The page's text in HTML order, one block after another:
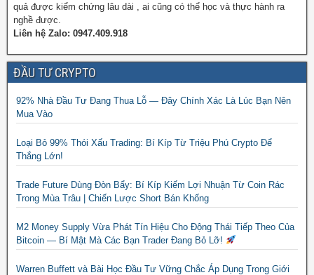
quả được kiểm chứng lâu dài , ai cũng có thể học và thực hành ra
nghề được.
Liên hệ Zalo: 0947.409.918
ĐẦU TƯ CRYPTO
92% Nhà Đầu Tư Đang Thua Lỗ — Đây Chính Xác Là Lúc Bạn Nên
Mua Vào
Loại Bỏ 99% Thói Xấu Trading: Bí Kíp Từ Triệu Phú Crypto Để
Thắng Lớn!
Trade Future Dùng Đòn Bẩy: Bí Kíp Kiếm Lợi Nhuận Từ Coin Rác
Trong Mùa Trâu | Chiến Lược Short Bán Khống
M2 Money Supply Vừa Phát Tín Hiệu Cho Động Thái Tiếp Theo Của
Bitcoin — Bí Mật Mà Các Bạn Trader Đang Bỏ Lỡ!
Warren Buffett và Bài Học Đầu Tư Vững Chắc Áp Dụng Trong Giới